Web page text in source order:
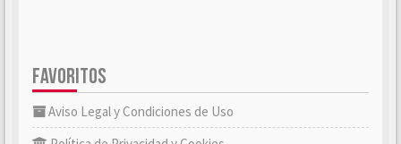
FAVORITOS
Aviso Legal y Condiciones de Uso